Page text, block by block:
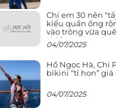
Chị em 30 nên
kiểu quần ống
vào trông vừa
chiều cao
04/07/2025
Hồ Ngọc Hà, Chi
bikini “tí hon” giá
04/07/2025